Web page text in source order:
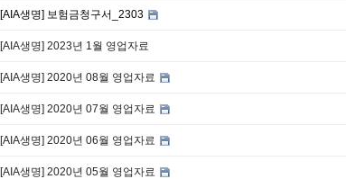
[AIA생명] 보험금청구서_2303
[AIA생명] 2023년 1월 영업자료
[AIA생명] 2020년 08월 영업자료
[AIA생명] 2020년 07월 영업자료
[AIA생명] 2020년 06월 영업자료
[AIA생명] 2020년 05월 영업자료